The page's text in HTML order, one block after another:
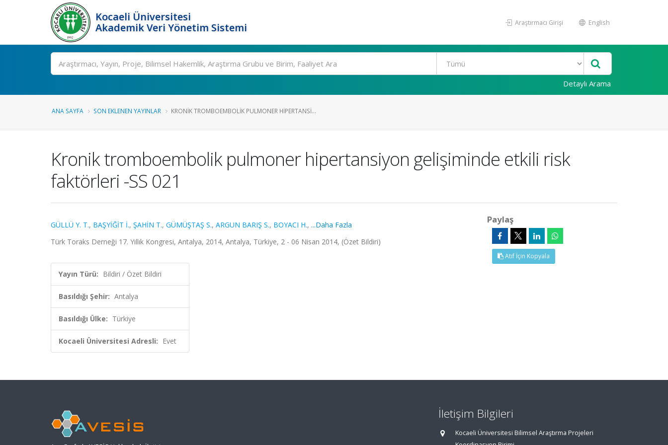
Kocaeli Üniversitesi
Akademik Veri Yönetim Sistemi
Araştırmacı Girişi English
Ara
Detaylı Arama
ANA SAYFA SON EKLENEN YAYINLAR KRONIK TROMBOEMBOLIK PULMONER HIPERTANSI...
Kronik tromboembolik pulmoner hipertansiyon gelişiminde etkili risk
faktörleri -SS 021
GÜLLÜ Y. T., BAŞYİĞİT İ., ŞAHİN T., GÜMÜŞTAŞ S., ARGUN BARIŞ S., BOYACI H., ...Daha Fazla
Türk Toraks Derneği 17. Yıllık Kongresi, Antalya, 2014, Antalya, Türkiye, 2 - 06 Nisan 2014, (Özet Bildiri)
Yayın Türü: Bildiri / Özet Bildiri
Basıldığı Şehir: Antalya
Basıldığı Ülke: Türkiye
Kocaeli Üniversitesi Adresli: Evet
Paylaş
Atıf İçin Kopyala
İletişim Bilgileri
Kocaeli Üniversitesi Bilimsel Araştırma Projeleri